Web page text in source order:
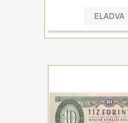
ELADVA